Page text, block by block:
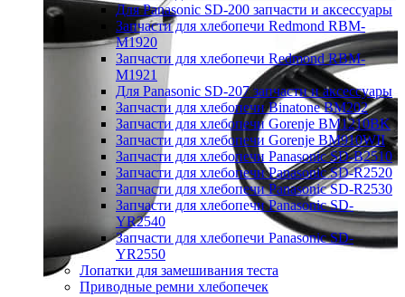
Для Panasonic SD-200 запчасти и аксессуары
Запчасти для хлебопечи Redmond RBM-
M1920
Запчасти для хлебопечи Redmond RBM-
M1921
Для Panasonic SD-207 запчасти и аксессуары
Запчасти для хлебопечи Binatone BM202
Запчасти для хлебопечи Gorenje BM1210BK
Запчасти для хлебопечи Gorenje BM910WII
Запчасти для хлебопечи Panasonic SD-B2510
Запчасти для хлебопечи Panasonic SD-R2520
Запчасти для хлебопечи Panasonic SD-R2530
Запчасти для хлебопечи Panasonic SD-
YR2540
Запчасти для хлебопечи Panasonic SD-
YR2550
Лопатки для замешивания теста
Приводные ремни хлебопечек